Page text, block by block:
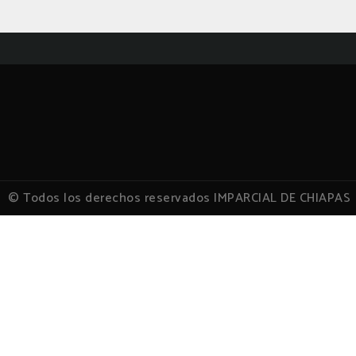
© Todos los derechos reservados IMPARCIAL DE CHIAPAS